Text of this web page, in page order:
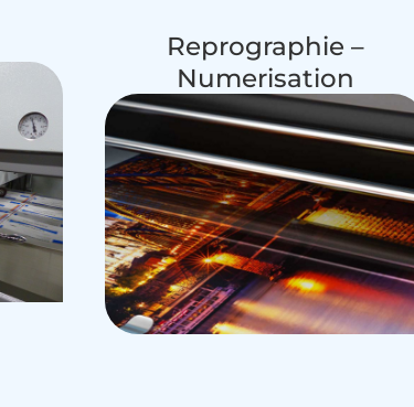
Reprographie –
Numerisation